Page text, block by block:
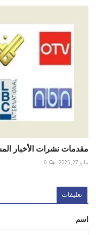
مقدمات نشرات الأخبار المسائية
مايو 27, 2025 0
تعليقات
اسم